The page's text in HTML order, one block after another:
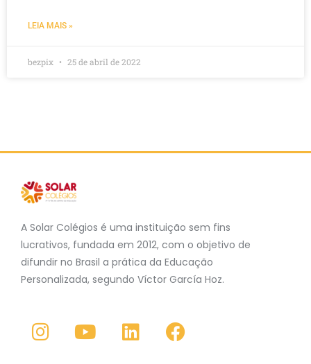
LEIA MAIS »
bezpix 25 de abril de 2022
A Solar Colégios é uma instituição sem fins
lucrativos, fundada em 2012, com o objetivo de
difundir no Brasil a prática da Educação
Personalizada, segundo Víctor García Hoz.